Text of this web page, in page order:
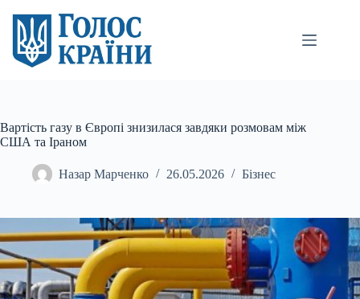
вмісту
Вартість газу в Європі знизилася завдяки розмовам між
США та Іраном
Назар Марченко 26.05.2026 Бізнес